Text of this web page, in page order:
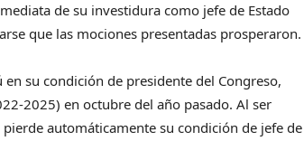
de su investidura como jefe de Estado
que las mociones presentadas prosperaron.
su condición de presidente del Congreso,
2025) en octubre del año pasado. Al ser
automáticamente su condición de jefe de